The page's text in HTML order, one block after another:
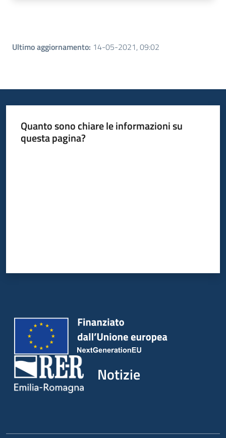
Ultimo aggiornamento: 14-05-2021, 09:02
Quanto sono chiare le informazioni su
questa pagina?
Notizie